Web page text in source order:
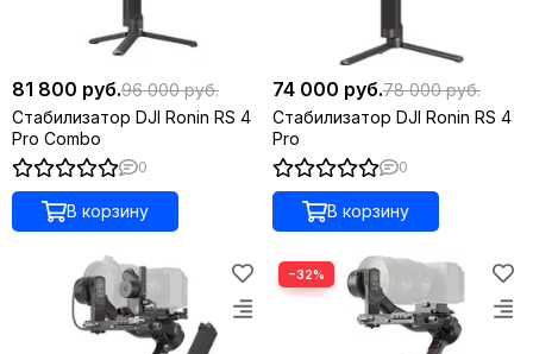
81 800 руб.96 000 руб.
Стабилизатор DJI Ronin RS 4
Pro Combo
0
В корзину
74 000 руб.78 000 руб.
Стабилизатор DJI Ronin RS 4
Pro
0
В корзину
−32%